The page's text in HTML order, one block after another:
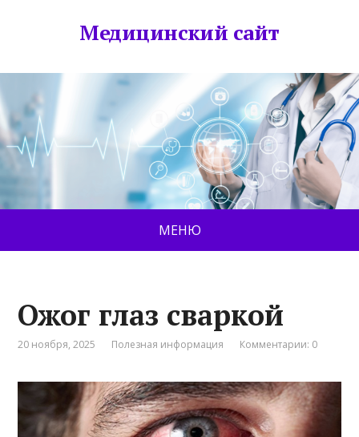
Медицинский сайт
МЕНЮ
Ожог глаз сваркой
20 ноября, 2025 Полезная информация Комментарии: 0